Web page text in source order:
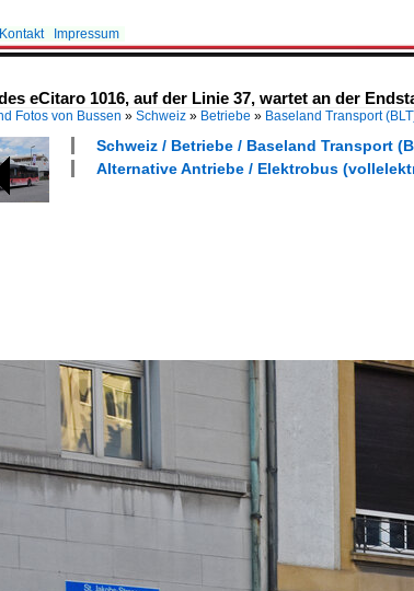
Kontakt Impressum
eCitaro 1016, auf der Linie 37, wartet an der
Fotos von Bussen » Schweiz » Betriebe » Baseland Transport
Schweiz / Betriebe / Baseland Transport
Alternative Antriebe / Elektrobus